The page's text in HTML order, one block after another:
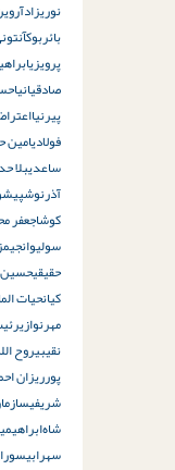
نوریزاد
بائربوک
پرویزی
صادقیانی
پیرنیا
فولادیامین
ساعدیبلا
آذرنوش
کوشاجعفر
سولیوان
حقیقیحسین
کیانحیات
مهرنوازی
نقیبیروح
پورریزان
شریفی
شاه‌ابراهیمی
سهرابی